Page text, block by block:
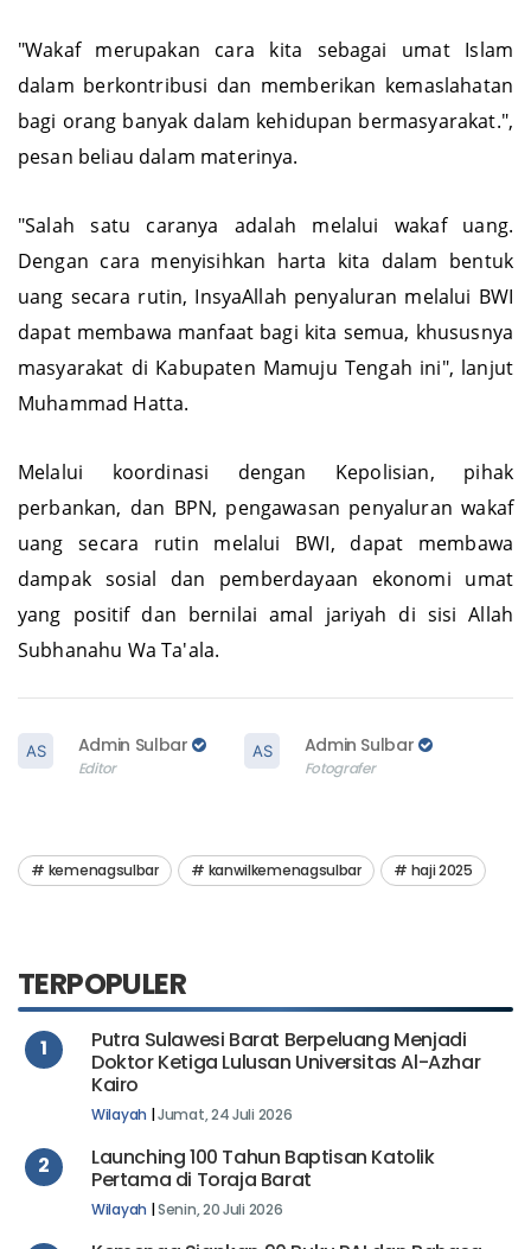
"Wakaf merupakan cara kita sebagai umat Islam
dalam berkontribusi dan memberikan kemaslahatan
bagi orang banyak dalam kehidupan bermasyarakat.",
pesan beliau dalam materinya.
"Salah satu caranya adalah melalui wakaf uang.
Dengan cara menyisihkan harta kita dalam bentuk
uang secara rutin, InsyaAllah penyaluran melalui BWI
dapat membawa manfaat bagi kita semua, khususnya
masyarakat di Kabupaten Mamuju Tengah ini", lanjut
Muhammad Hatta.
Melalui koordinasi dengan Kepolisian, pihak
perbankan, dan BPN, pengawasan penyaluran wakaf
uang secara rutin melalui BWI, dapat membawa
dampak sosial dan pemberdayaan ekonomi umat
yang positif dan bernilai amal jariyah di sisi Allah
Subhanahu Wa Ta'ala.
Admin Sulbar
Editor
Admin Sulbar
Fotografer
kemenagsulbar kanwilkemenagsulbar haji 2025
TERPOPULER
1
Putra Sulawesi Barat Berpeluang Menjadi
Doktor Ketiga Lulusan Universitas Al-Azhar
Kairo
Wilayah |Jumat, 24 Juli 2026
2
Launching 100 Tahun Baptisan Katolik
Pertama di Toraja Barat
Wilayah |Senin, 20 Juli 2026